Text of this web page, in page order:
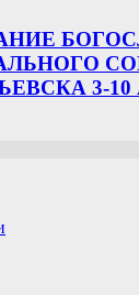
3-